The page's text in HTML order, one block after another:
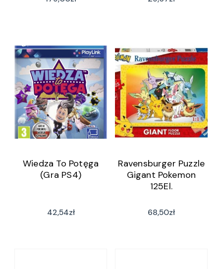
Wiedza To Potęga
(Gra PS4)
42,54zł
Ravensburger Puzzle
Gigant Pokemon
125El.
68,50zł